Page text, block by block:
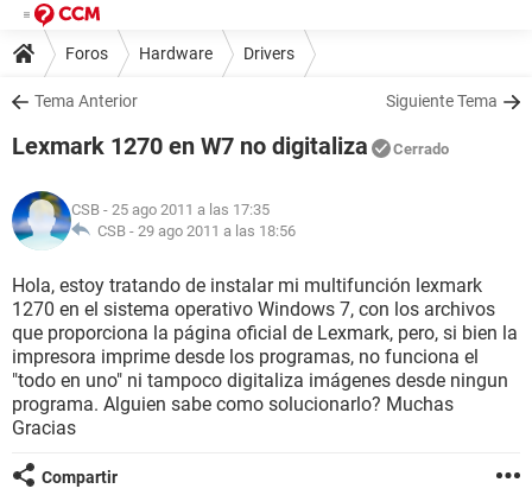
Foros Hardware Drivers
Tema Anterior Siguiente Tema
Lexmark 1270 en W7 no digitaliza Cerrado
CSB - 25 ago 2011 a las 17:35
CSB - 29 ago 2011 a las 18:56
Hola, estoy tratando de instalar mi multifunción lexmark
1270 en el sistema operativo Windows 7, con los archivos
que proporciona la página oficial de Lexmark, pero, si bien la
impresora imprime desde los programas, no funciona el
"todo en uno" ni tampoco digitaliza imágenes desde ningun
programa. Alguien sabe como solucionarlo? Muchas
Gracias
Compartir